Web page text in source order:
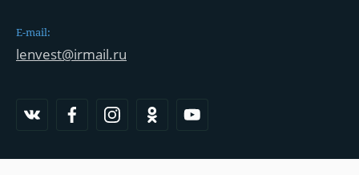
E-mail:
lenvest@irmail.ru